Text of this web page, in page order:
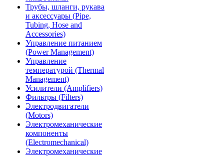
Трубы, шланги, рукава
и аксессуары (Pipe,
Tubing, Hose and
Accessories)
Управление питанием
(Power Management)
Управление
температурой (Thermal
Management)
Усилители (Amplifiers)
Фильтры (Filters)
Электродвигатели
(Motors)
Электромеханические
компоненты
(Electromechanical)
Электромеханические